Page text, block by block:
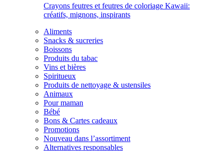
Crayons feutres et feutres de coloriage Kawaii:
créatifs, mignons, inspirants
Aliments
Snacks & sucreries
Boissons
Produits du tabac
Vins et bières
Spiritueux
Produits de nettoyage & ustensiles
Animaux
Pour maman
Bébé
Bons & Cartes cadeaux
Promotions
Nouveau dans l’assortiment
Alternatives responsables